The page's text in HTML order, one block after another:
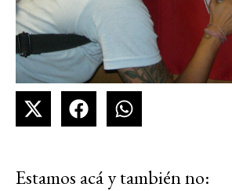
Estamos acá y también no: